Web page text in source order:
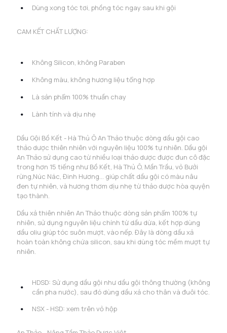
Dùng xong tóc tơi, phồng tóc ngay sau khi gội
CAM KẾT CHẤT LƯỢNG:
Không Silicon, không Paraben
Không màu, không hương liệu tổng hợp
Là sản phẩm 100% thuần chay
Lành tính và dịu nhẹ
Dầu Gội Bồ Kết - Hà Thủ Ô An Thảo thuộc dòng dầu gội cao
thảo dược thiên nhiên với nguyên liệu 100% tự nhiên. Dầu gội
An Thảo sử dụng cao từ nhiều loại thảo dược được đun cô đặc
trong hơn 15 tiếng như Bồ Kết, Hà Thủ Ô, Mần Trầu, vỏ Bưởi
rừng,Núc Nác, Đinh Hương... giúp chất dầu gội có màu nâu
đen tự nhiên, và hương thơm dịu nhẹ từ thảo dược hòa quyện
tạo thành.
Dầu xả thiên nhiên An Thảo thuộc dòng sản phẩm 100% tự
nhiên, sử dụng nguyên liệu chính từ dầu dừa, kết hợp dùng
dầu oliu giúp tóc suôn mượt, vào nếp. Đây là dòng dầu xả
hoàn toàn không chứa silicon, sau khi dùng tóc mềm mượt tự
nhiên.
HDSD: Sử dụng dầu gội như dầu gội thông thường (không
cần pha nước), sau đó dùng dầu xả cho thân và đuôi tóc.
NSX - HSD: xem trên vỏ hộp